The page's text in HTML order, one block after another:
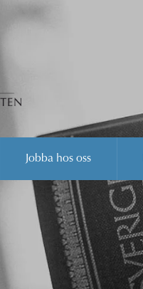
Jobba hos oss